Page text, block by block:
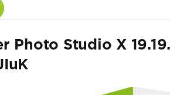
Photo Studio X